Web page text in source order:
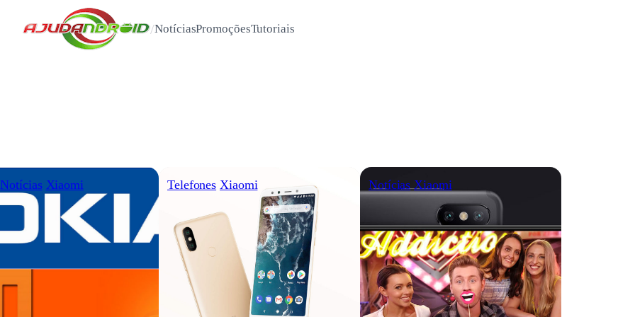
/NotíciasPromoçõesTutoriais
Notícias Xiaomi Telefones Xiaomi Notícias Xiaomi